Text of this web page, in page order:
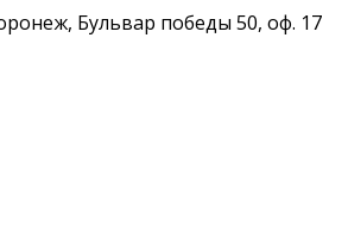
Бульвар победы 50, оф. 17